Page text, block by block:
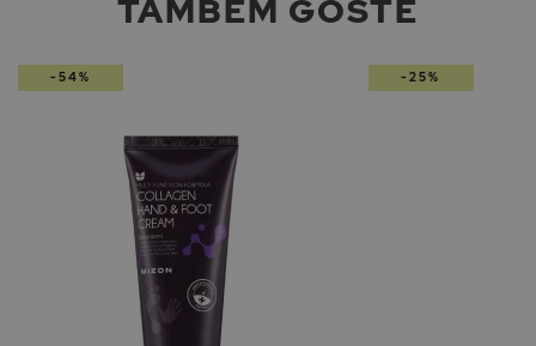
TAMBÉM GOSTE
-54% -25%